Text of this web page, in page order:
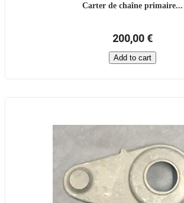
Carter de chaîne primaire...
200,00 €
Add to cart